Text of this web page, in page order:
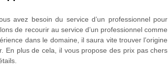
avez besoin du service d’un professionnel pour
de recourir au service d’un professionnel comme
dans le domaine, il saura vite trouver l’origine
En plus de cela, il vous propose des prix pas chers